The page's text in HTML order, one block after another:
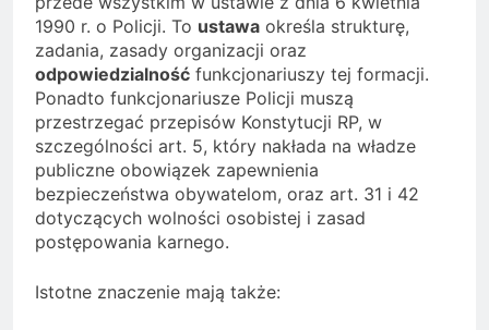
1990 r. o Policji. To ustawa określa strukturę,
zadania, zasady organizacji oraz
odpowiedzialność funkcjonariuszy tej formacji.
Ponadto funkcjonariusze Policji muszą
przestrzegać przepisów Konstytucji RP, w
szczególności art. 5, który nakłada na władze
publiczne obowiązek zapewnienia
bezpieczeństwa obywatelom, oraz art. 31 i 42
dotyczących wolności osobistej i zasad
postępowania karnego.
Istotne znaczenie mają także: